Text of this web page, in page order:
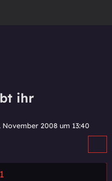
ihr
November 2008 um 13:40